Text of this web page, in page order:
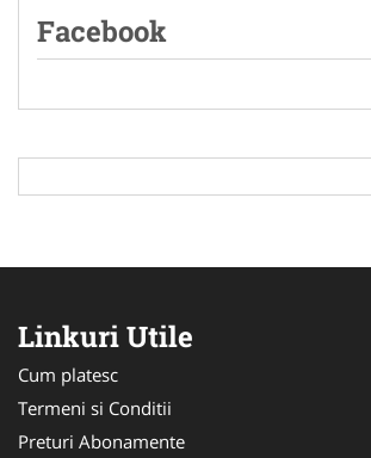
Facebook
Linkuri Utile
Cum platesc
Termeni si Conditii
Preturi Abonamente